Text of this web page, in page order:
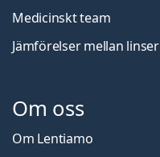
Medicinskt team
Jämförelser mellan linser
Om oss
Om Lentiamo